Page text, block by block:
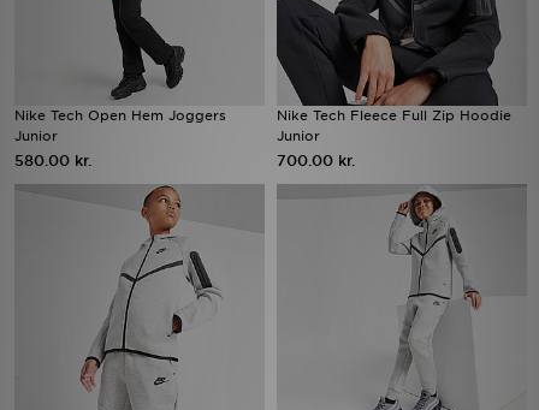
Nike Tech Open Hem Joggers
Junior
580.00 kr.
Nike Tech Fleece Full Zip Hoodie
Junior
700.00 kr.